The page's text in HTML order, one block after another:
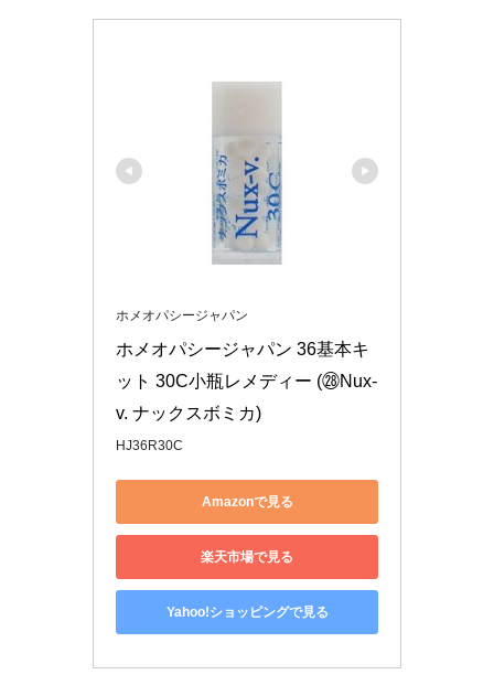
ホメオパシージャパン
ホメオパシージャパン 36基本キ
ット 30C小瓶レメディー (㉘Nux-
v. ナックスボミカ)
HJ36R30C
Amazonで見る
楽天市場で見る
Yahoo!ショッピングで見る